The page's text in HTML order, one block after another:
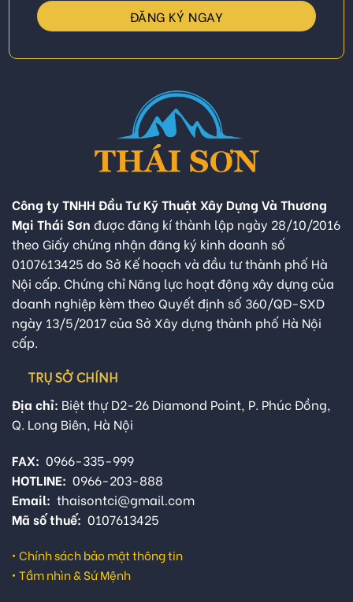
Công ty TNHH Đầu Tư Kỹ Thuật Xây Dựng Và Thương
Mại Thái Sơn được đăng kí thành lập ngày 28/10/2016
theo Giấy chứng nhận đăng ký kinh doanh số
0107613425 do Sở Kế hoạch và đầu tư thành phố Hà
Nội cấp. Chứng chỉ Năng lực hoạt động xây dựng của
doanh nghiệp kèm theo Quyết định số 360/QĐ-SXD
ngày 13/5/2017 của Sở Xây dựng thành phố Hà Nội
cấp.
TRỤ SỞ CHÍNH
Địa chỉ: Biệt thự D2-26 Diamond Point, P. Phúc Đồng,
Q. Long Biên, Hà Nội
FAX: 0966-335-999
HOTLINE: 0966-203-888
Email: thaisontci@gmail.com
Mã số thuế: 0107613425
• Chính sách bảo mật thông tin
• Tầm nhìn & Sứ Mệnh